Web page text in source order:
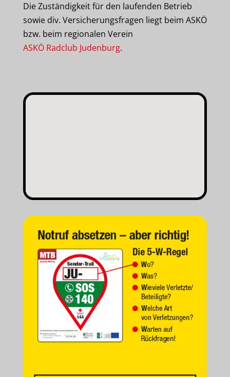
Die Zuständigkeit für den laufenden Betrieb
sowie div. Versicherungsfragen liegt beim ASKÖ
bzw. beim regionalen Verein
ASKÖ Radclub Judenburg.